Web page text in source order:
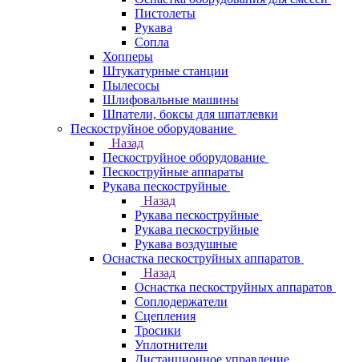
Пистолеты
Рукава
Сопла
Хопперы
Штукатурные станции
Пылесосы
Шлифовальные машины
Шпатели, боксы для шпатлевки
Пескоструйное оборудование
Назад
Пескоструйное оборудование
Пескоструйные аппараты
Рукава пескоструйные
Назад
Рукава пескоструйные
Рукава пескоструйные
Рукава воздушные
Оснастка пескоструйных аппаратов
Назад
Оснастка пескоструйных аппаратов
Соплодержатели
Сцепления
Тросики
Уплотнители
Дистанционное управление